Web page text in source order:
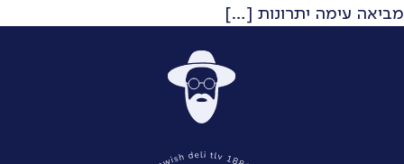
מביאה עימה יתרונות […]